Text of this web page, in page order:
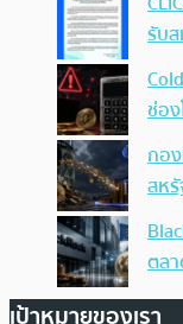
รับ
ช่อง
กอ
สห
ตล